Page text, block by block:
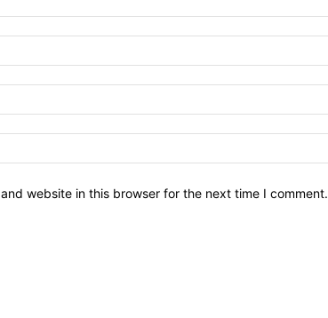
website in this browser for the next time I comment.